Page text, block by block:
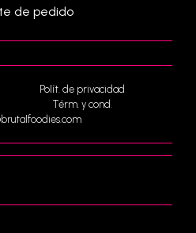
de pedido
Polít. de privacidad
Térm. y cond.